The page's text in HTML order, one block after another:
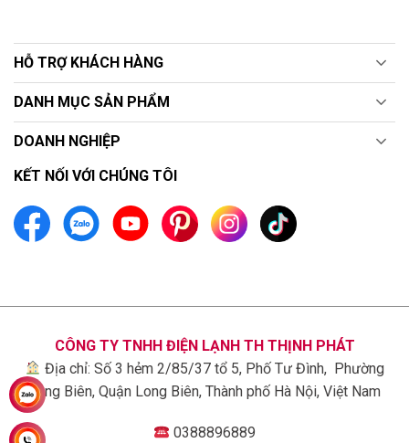
HỖ TRỢ KHÁCH HÀNG
DANH MỤC SẢN PHẨM
DOANH NGHIỆP
KẾT NỐI VỚI CHÚNG TÔI
CÔNG TY TNHH ĐIỆN LẠNH TH THỊNH PHÁT
Địa chỉ: Số 3 hẻm 2/85/37 tổ 5, Phố Tư Đình, Phường
Long Biên, Quận Long Biên, Thành phố Hà Nội, Việt Nam
0388896889